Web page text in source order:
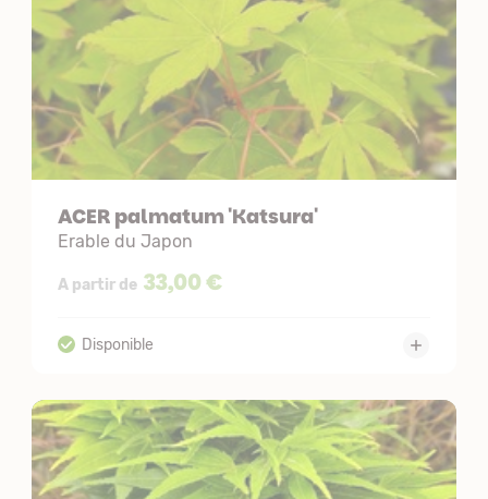
ACER palmatum 'Katsura'
Erable du Japon
A partir de 33,00 €